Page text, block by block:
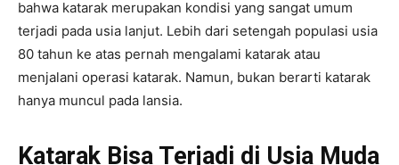
bahwa katarak merupakan kondisi yang sangat umum
terjadi pada usia lanjut. Lebih dari setengah populasi usia
80 tahun ke atas pernah mengalami katarak atau
menjalani operasi katarak. Namun, bukan berarti katarak
hanya muncul pada lansia.
Katarak Bisa Terjadi di Usia Muda